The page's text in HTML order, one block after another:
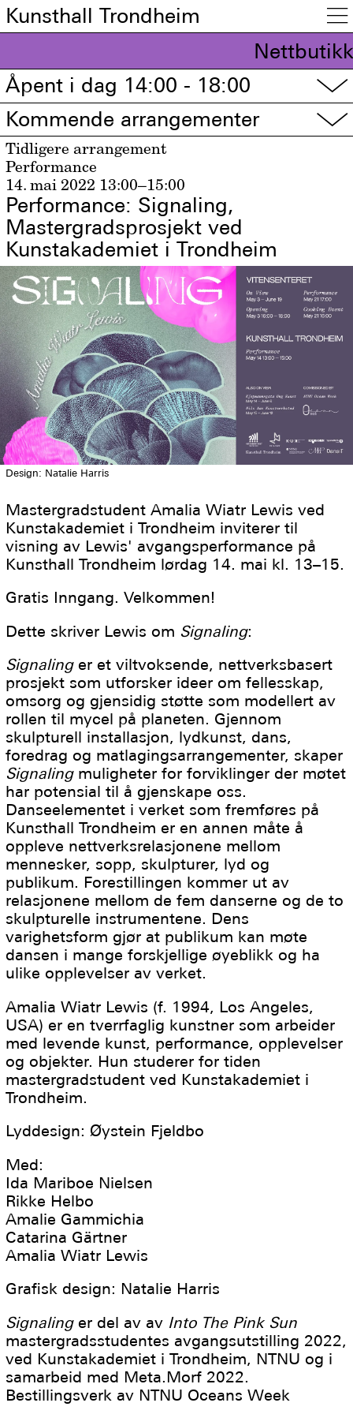
Kunsthall Trondheim 
Nettbutikk
Åpent i dag 14:00 - 18:00
▽
Kommende arrangementer ▽
Tidligere arrangement
Performance
14. mai 2022 13:00–15:00
Performance: Signaling,
Mastergradsprosjekt ved
Kunstakademiet i Trondheim
Design: Natalie Harris
Mastergradstudent Amalia Wiatr Lewis ved
Kunstakademiet i Trondheim inviterer til
visning av Lewis' avgangsperformance på
Kunsthall Trondheim lørdag 14. mai kl. 13–15.
Gratis Inngang. Velkommen!
Dette skriver Lewis om Signaling:
Signaling er et viltvoksende, nettverksbasert
prosjekt som utforsker ideer om fellesskap,
omsorg og gjensidig støtte som modellert av
rollen til mycel på planeten. Gjennom
skulpturell installasjon, lydkunst, dans,
foredrag og matlagingsarrangementer, skaper
Signalingmuligheter for forviklinger der møtet
har potensial til å gjenskape oss.
Danseelementet i verket som fremføres på
Kunsthall Trondheim er en annen måte å
oppleve nettverksrelasjonene mellom
mennesker, sopp, skulpturer, lyd og
publikum. Forestillingen kommer ut av
relasjonene mellom de fem danserne og de to
skulpturelle instrumentene. Dens
varighetsform gjør at publikum kan møte
dansen i mange forskjellige øyeblikk og ha
ulike opplevelser av verket.
Amalia Wiatr Lewis (f. 1994, Los Angeles,
USA) er en tverrfaglig kunstner som arbeider
med levende kunst, performance, opplevelser
og objekter. Hun studerer for tiden
mastergradstudent ved Kunstakademiet i
Trondheim.
Lyddesign: Øystein Fjeldbo
Med:
Ida Mariboe Nielsen
Rikke Helbo
Amalie Gammichia
Catarina Gärtner
Amalia Wiatr Lewis
Grafisk design: Natalie Harris
Signaling er del av av Into The Pink Sun
mastergradsstudentes avgangsutstilling 2022,
ved Kunstakademiet i Trondheim, NTNU og i
samarbeid med Meta.Morf 2022.
Bestillingsverk av NTNU Oceans Week